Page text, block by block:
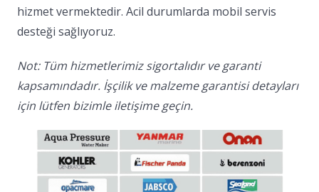
hizmet vermektedir. Acil durumlarda mobil servis
desteği sağlıyoruz.
Not: Tüm hizmetlerimiz sigortalıdır ve garanti
kapsamındadır. İşçilik ve malzeme garantisi detayları
için lütfen bizimle iletişime geçin.